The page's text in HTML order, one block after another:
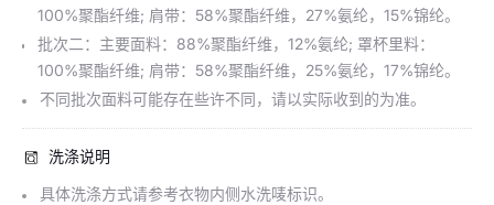
100%聚酯纤维; 肩带：58%聚酯纤维，27%氨纶，15%锦纶。
批次二：主要面料：88%聚酯纤维，12%氨纶; 罩杯里料：
100%聚酯纤维; 肩带：58%聚酯纤维，25%氨纶，17%锦纶。
不同批次面料可能存在些许不同，请以实际收到的为准。
洗涤说明
具体洗涤方式请参考衣物内侧水洗唛标识。